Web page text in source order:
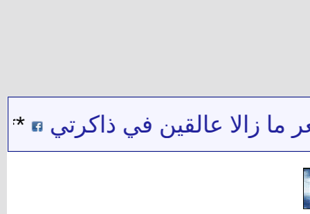
زالا عالقين في ذاكرتي ***